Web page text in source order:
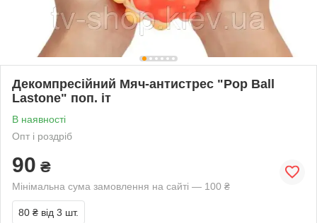
Декомпресійний Mяч-антистрес "Pop Ball
Lastone" поп. іт
В наявності
Опт і роздріб
90 ₴
Мінімальна сума замовлення на сайті — 100 ₴
80 ₴ від 3 шт.